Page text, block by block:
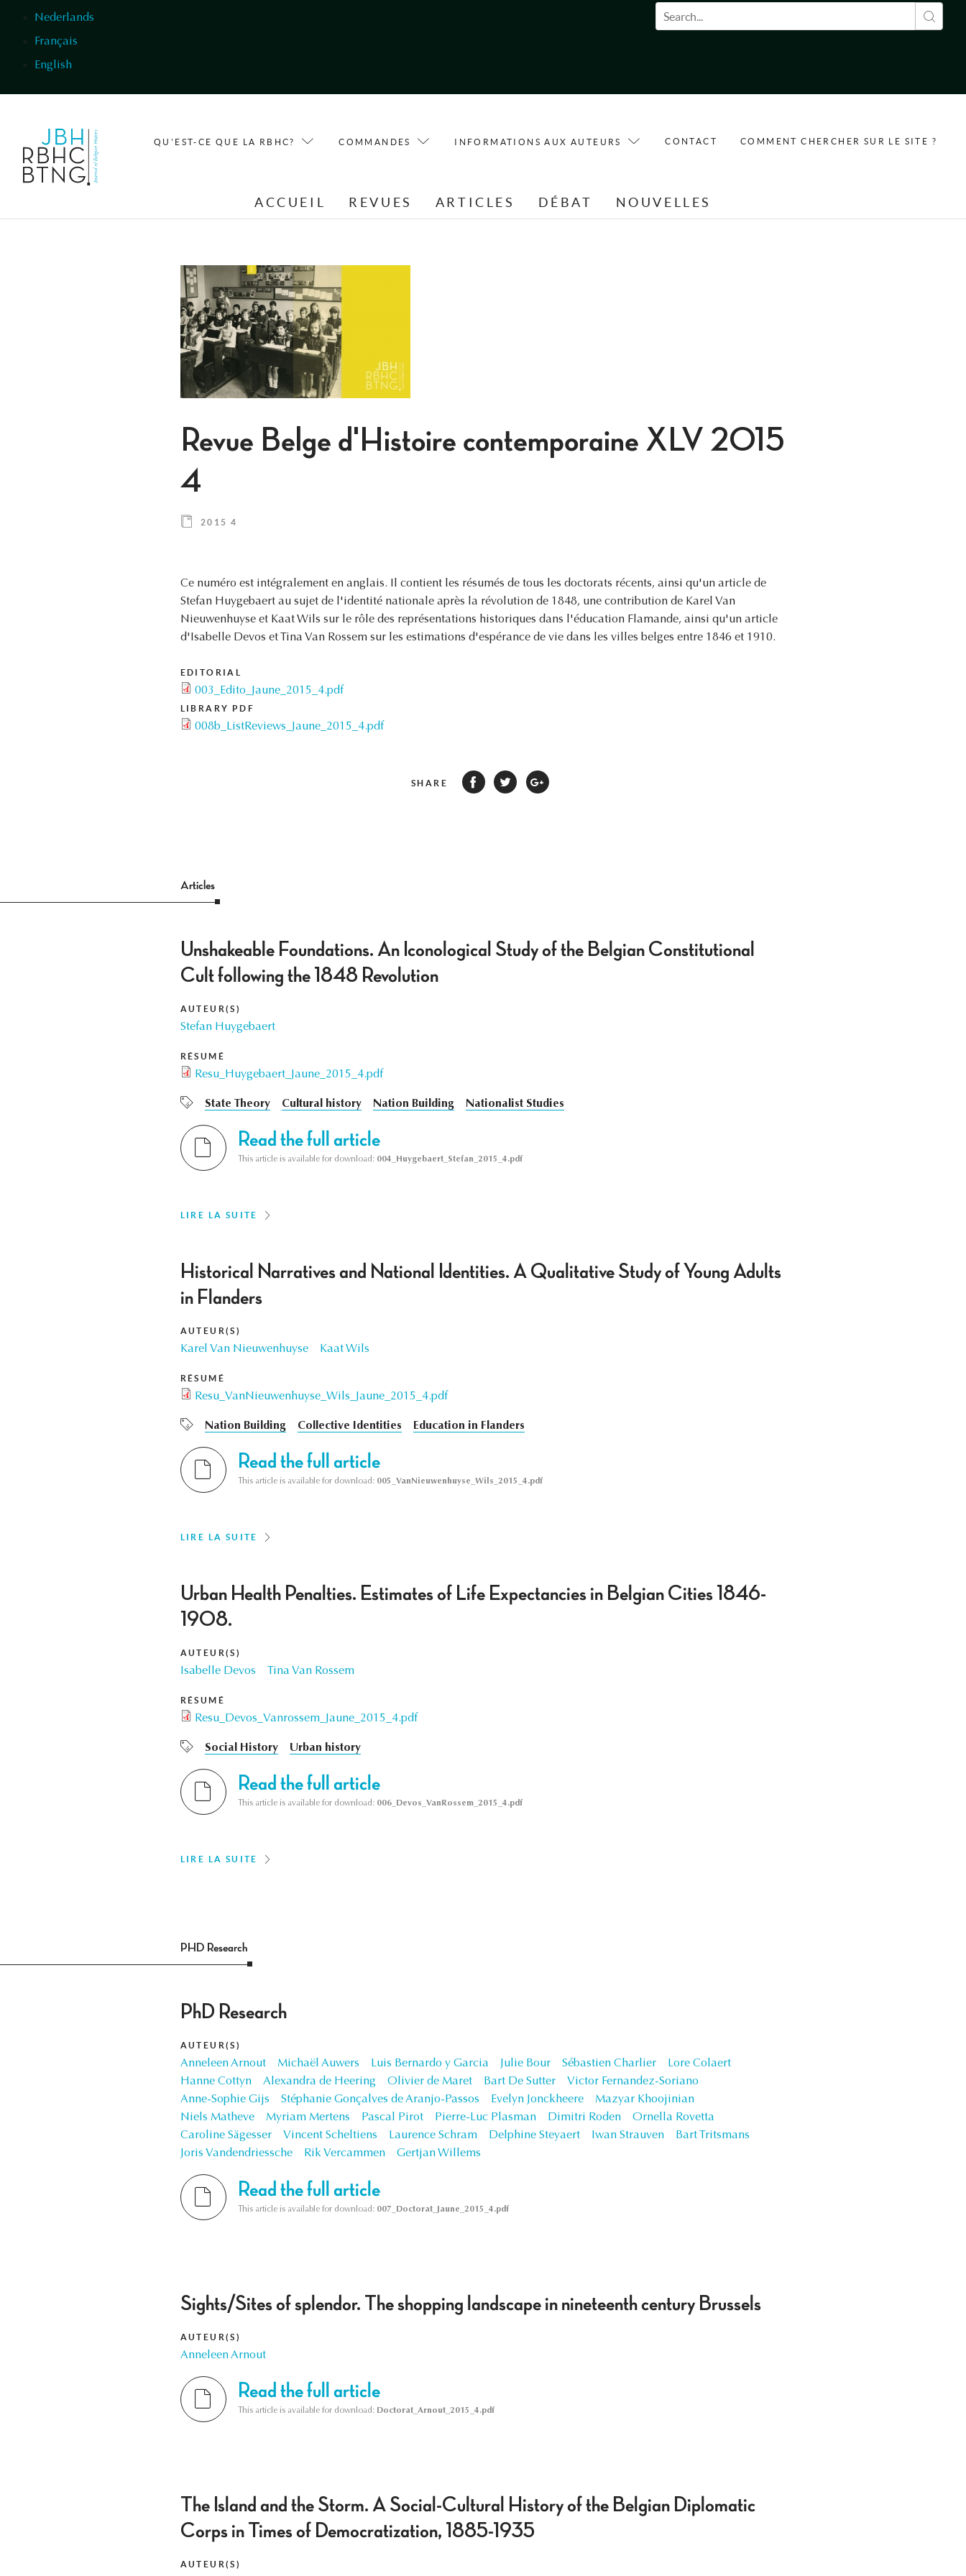
Nederlands
Français
English
Formulaire de recherche
QU'EST-CE QUE LA RBHC? COMMANDES INFORMATIONS AUX AUTEURS CONTACT COMMENT CHERCHER SUR LE SITE ?
ACCUEIL REVUES ARTICLES DÉBAT NOUVELLES
Revue Belge d'Histoire contemporaine XLV 2015
4
2015 4
Ce numéro est intégralement en anglais. Il contient les résumés de tous les doctorats récents, ainsi qu'un article de
Stefan Huygebaert au sujet de l'identité nationale après la révolution de 1848, une contribution de Karel Van
Nieuwenhuyse et Kaat Wils sur le rôle des représentations historiques dans l'éducation Flamande, ainsi qu'un article
d'Isabelle Devos et Tina Van Rossem sur les estimations d'espérance de vie dans les villes belges entre 1846 et 1910.
EDITORIAL
003_Edito_Jaune_2015_4.pdf
LIBRARY PDF
008b_ListReviews_Jaune_2015_4.pdf
SHARE
Articles
Unshakeable Foundations. An Iconological Study of the Belgian Constitutional
Cult following the 1848 Revolution
AUTEUR(S)
Stefan Huygebaert
RÉSUMÉ
Resu_Huygebaert_Jaune_2015_4.pdf
State Theory Cultural history Nation Building Nationalist Studies
Read the full article
This article is available for download: 004_Huygebaert_Stefan_2015_4.pdf
LIRE LA SUITE
Historical Narratives and National Identities. A Qualitative Study of Young Adults
in Flanders
AUTEUR(S)
Karel Van Nieuwenhuyse Kaat Wils
RÉSUMÉ
Resu_VanNieuwenhuyse_Wils_Jaune_2015_4.pdf
Nation Building Collective Identities Education in Flanders
Read the full article
This article is available for download: 005_VanNieuwenhuyse_Wils_2015_4.pdf
LIRE LA SUITE
Urban Health Penalties. Estimates of Life Expectancies in Belgian Cities 1846-
1908.
AUTEUR(S)
Isabelle Devos Tina Van Rossem
RÉSUMÉ
Resu_Devos_Vanrossem_Jaune_2015_4.pdf
Social History Urban history
Read the full article
This article is available for download: 006_Devos_VanRossem_2015_4.pdf
LIRE LA SUITE
PHD Research
PhD Research
AUTEUR(S)
Anneleen Arnout Michaël Auwers Luis Bernardo y Garcia Julie Bour Sébastien Charlier
Lore Colaert
Hanne Cottyn
Alexandra de Heering Olivier de Maret Bart De Sutter
Victor Fernandez-Soriano
Anne-Sophie Gijs
Stéphanie Gonçalves de Aranjo-Passos Evelyn Jonckheere
Mazyar Khoojinian
Niels Matheve
Myriam Mertens Pascal Pirot Pierre-Luc Plasman Dimitri Roden
Ornella Rovetta
Caroline Sägesser
Vincent Scheltiens Laurence Schram Delphine Steyaert Iwan Strauven
Bart Tritsmans
Joris Vandendriessche
Rik Vercammen Gertjan Willems
Read the full article
This article is available for download: 007_Doctorat_Jaune_2015_4.pdf
Sights/Sites of splendor. The shopping landscape in nineteenth century Brussels
AUTEUR(S)
Anneleen Arnout
Read the full article
This article is available for download: Doctorat_Arnout_2015_4.pdf
The Island and the Storm. A Social-Cultural History of the Belgian Diplomatic
Corps in Times of Democratization, 1885-1935
AUTEUR(S)